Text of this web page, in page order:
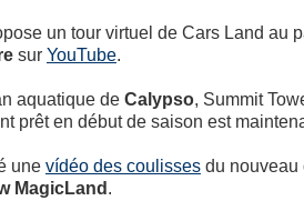
un tour virtuel de Cars Land au
sur YouTube.
aquatique de Calypso, Summit
prêt en début de saison est
une vídéo des coulissesdu nouveau
MagicLand.